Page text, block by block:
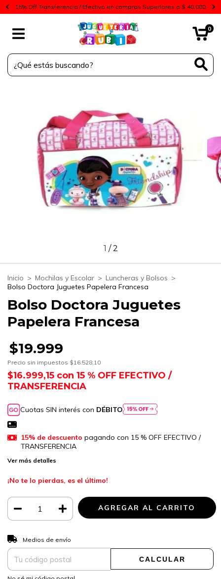
15% Off Transferencia / Efectivo en compras Superiores a $ 40.000
0
1 /2
Inicio > Mochilas y Escolar > Luncheras y Bolsos >
Bolso Doctora Juguetes Papelera Francesa
Bolso Doctora Juguetes
Papelera Francesa
$19.999
Precio sin impuestos $16.528,10
$16.999,15 con 15 % OFF EFECTIVO /
TRANSFERENCIA
Cuotas SIN interés con DÉBITO
15% de descuento pagando con 15 % OFF EFECTIVO /
TRANSFERENCIA
Ver más detalles
¡No te lo pierdas, es el último!
Entregas para el CP:
Medios de envío
CALCULAR